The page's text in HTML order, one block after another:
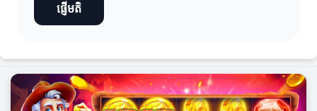
ផ្ញើមតិ